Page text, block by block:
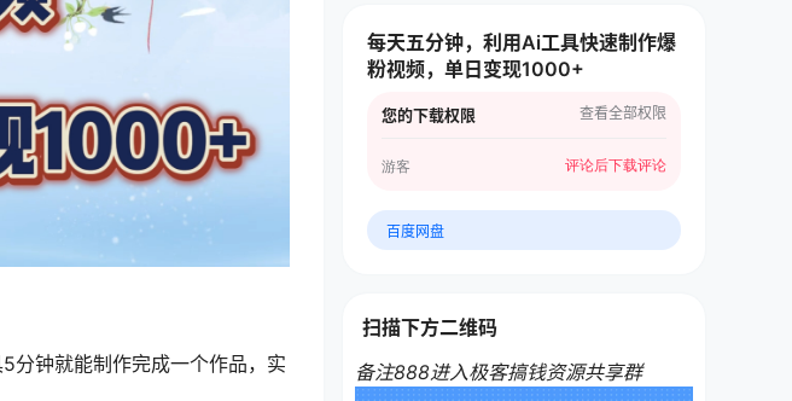
分钟就能制作完成一个作品，实
每天五分钟，利用Ai工具快速制作爆
粉视频，单日变现1000+
您的下载权限 查看全部权限
游客 评论后下载评论
百度网盘
扫描下方二维码
备注888进入极客搞钱资源共享群